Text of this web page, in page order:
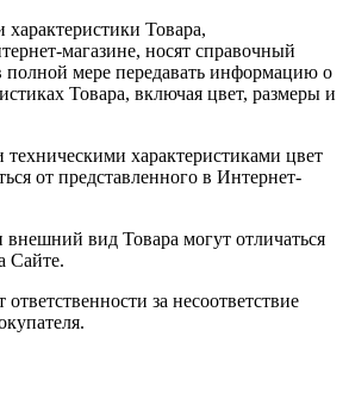
Товара,
магазине, носят справочный
полной мере передавать информацию о
Товара, включая цвет, размеры и
техническими характеристиками цвет
от представленного в Интернет-
внешний вид Товара могут отличаться
Сайте.
за несоответствие